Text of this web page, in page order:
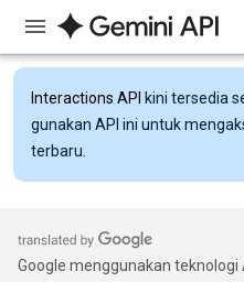
Interactions API kini tersedia
gunakan API ini untuk
terbaru.
Google menggunakan